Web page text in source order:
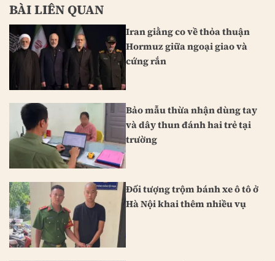
BÀI LIÊN QUAN
Iran giằng co về thỏa thuận
Hormuz giữa ngoại giao và
cứng rắn
Bảo mẫu thừa nhận dùng tay
và dây thun đánh hai trẻ tại
trường
Đối tượng trộm bánh xe ô tô ở
Hà Nội khai thêm nhiều vụ